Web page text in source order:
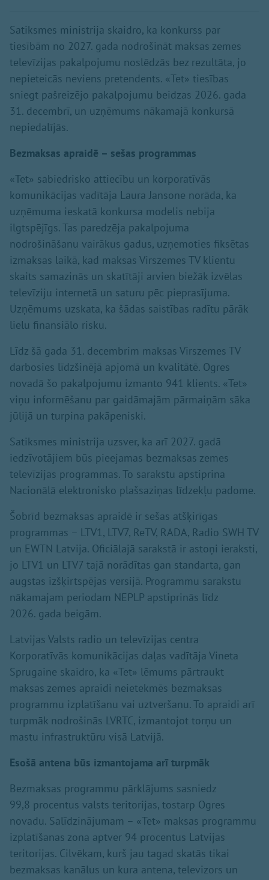
Satiksmes ministrija skaidro, ka konkurss par
tiesībām no 2027. gada nodrošināt maksas zemes
televīzijas pakalpojumu noslēdzās bez rezultāta, jo
nepieteicās neviens pretendents. «Tet» tiesības
sniegt pašreizējo pakalpojumu beidzas 2026. gada
31. decembrī, un uzņēmums nākamajā konkursā
nepiedalījās.
Bezmaksas apraidē – sešas programmas
«Tet» sabiedrisko attiecību un korporatīvās
komunikācijas vadītāja Laura Jansone norāda, ka
uzņēmuma ieskatā konkursa modelis nebija
ilgtspējīgs. Tas paredzēja pakalpojuma
nodrošināšanu vairākus gadus, uzņemoties fiksētas
izmaksas laikā, kad maksas Virszemes TV klientu
skaits samazinās un skatītāji arvien biežāk izvēlas
televīziju internetā un saturu pēc pieprasījuma.
Uzņēmums uzskata, ka šādas saistības radītu pārāk
lielu finansiālo risku.
Līdz šā gada 31. decembrim maksas Virszemes TV
darbosies līdzšinējā apjomā un kvalitātē. Ogres
novadā šo pakalpojumu izmanto 941 klients. «Tet»
viņu informēšanu par gaidāmajām pārmaiņām sāka
jūlijā un turpina pakāpeniski.
Satiksmes ministrija uzsver, ka arī 2027. gadā
iedzīvotājiem būs pieejamas bezmaksas zemes
televīzijas programmas. To sarakstu apstiprina
Nacionālā elektronisko plašsaziņas līdzekļu padome.
Šobrīd bezmaksas apraidē ir sešas atšķirīgas
programmas – LTV1, LTV7, ReTV, RADA, Radio SWH TV
un EWTN Latvija. Oficiālajā sarakstā ir astoņi ieraksti,
jo LTV1 un LTV7 tajā norādītas gan standarta, gan
augstas izšķirtspējas versijā. Programmu sarakstu
nākamajam periodam NEPLP apstiprinās līdz
2026. gada beigām.
Latvijas Valsts radio un televīzijas centra
Korporatīvās komunikācijas daļas vadītāja Vineta
Sprugaine skaidro, ka «Tet» lēmums pārtraukt
maksas zemes apraidi neietekmēs bezmaksas
programmu izplatīšanu vai uztveršanu. To apraidi arī
turpmāk nodrošinās LVRTC, izmantojot torņu un
mastu infrastruktūru visā Latvijā.
Esošā antena būs izmantojama arī turpmāk
Bezmaksas programmu pārklājums sasniedz
99,8 procentus valsts teritorijas, tostarp Ogres
novadu. Salīdzinājumam – «Tet» maksas programmu
izplatīšanas zona aptver 94 procentus Latvijas
teritorijas. Cilvēkam, kurš jau tagad skatās tikai
bezmaksas kanālus un kura antena, televizors un